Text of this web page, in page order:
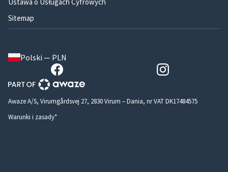
Sitemap
Polski — PLN
Awaze A/S, Virumgårdsvej 27, 2830 Virum – Dania, nr VAT DK17484575
Warunki i zasady*